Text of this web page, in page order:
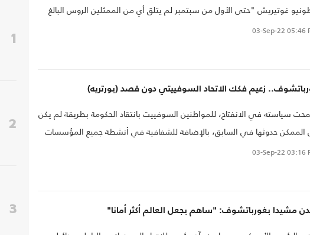
غوتيريش "حتى الأول من سبتمبر لم يتلق أي من الممثلين الروس البالغ
عددهم 56 (...) تأشيرة دخول للولايات المتحدة" قبل أسبوع من أعمال الجمعية
03-Sep-22 05:46
زعيم فكك الاتحاد السوفييتي دون قصد (بورتريه)
سياسته في الانفتاح، للمواطنين السوفييت بانتقاد الحكومة بطريقة لم يكن
الممكن حدوثها في السابق، بالإضافة للشفافية في أنشطة جميع المؤسسات
في الاتحاد السوفيتي.
03-Sep-22 03:16
مشيدا بغورباتشوف: "ساهم بجعل العالم أكثر أمانا"
1
2
3